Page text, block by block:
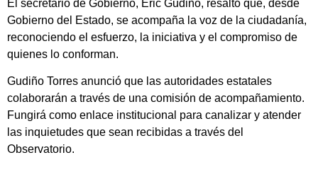
El secretario de Gobierno, Eric Gudiño, resaltó que, desde
Gobierno del Estado, se acompaña la voz de la ciudadanía,
reconociendo el esfuerzo, la iniciativa y el compromiso de
quienes lo conforman.
Gudiño Torres anunció que las autoridades estatales
colaborarán a través de una comisión de acompañamiento.
Fungirá como enlace institucional para canalizar y atender
las inquietudes que sean recibidas a través del
Observatorio.